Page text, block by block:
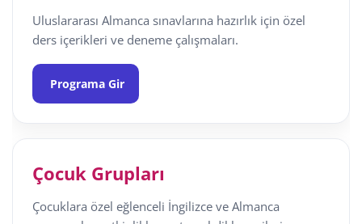
Uluslararası Almanca sınavlarına hazırlık için özel
ders içerikleri ve deneme çalışmaları.
Programa Gir
Çocuk Grupları
Çocuklara özel eğlenceli İngilizce ve Almanca